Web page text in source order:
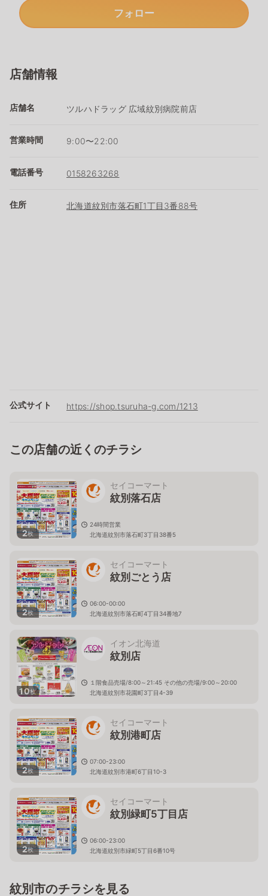
フォロー
店舗情報
店舗名 ツルハドラッグ 広域紋別病院前店
営業時間 9:00〜22:00
電話番号 0158263268
住所 北海道紋別市落石町1丁目3番88号
公式サイト https://shop.tsuruha-g.com/1213
この店舗の近くのチラシ
2枚
セイコーマート
紋別落石店
24時間営業
北海道紋別市落石町3丁目38番5
2枚
セイコーマート
紋別ごとう店
06:00-00:00
北海道紋別市落石町4丁目34番地7
10枚
イオン北海道
紋別店
１階食品売場/8:00～21:45 その他の売場/9:00～20:00
北海道紋別市花園町3丁目4-39
2枚
セイコーマート
紋別港町店
07:00-23:00
北海道紋別市港町6丁目10-3
2枚
セイコーマート
紋別緑町5丁目店
06:00-23:00
北海道紋別市緑町5丁目6番10号
紋別市のチラシを見る